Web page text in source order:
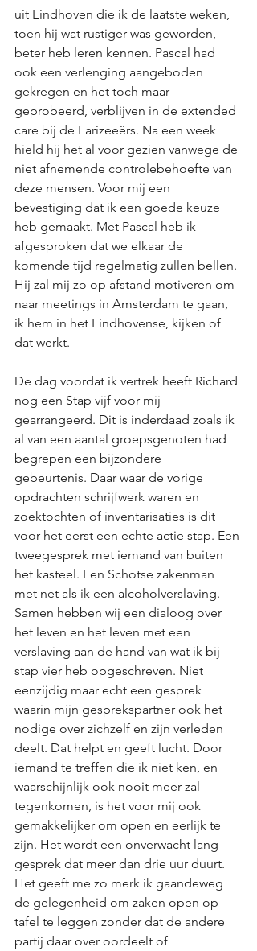
uit Eindhoven die ik de laatste weken,
toen hij wat rustiger was geworden,
beter heb leren kennen. Pascal had
ook een verlenging aangeboden
gekregen en het toch maar
geprobeerd, verblijven in de extended
care bij de Farizeeërs. Na een week
hield hij het al voor gezien vanwege de
niet afnemende controlebehoefte van
deze mensen. Voor mij een
bevestiging dat ik een goede keuze
heb gemaakt. Met Pascal heb ik
afgesproken dat we elkaar de
komende tijd regelmatig zullen bellen.
Hij zal mij zo op afstand motiveren om
naar meetings in Amsterdam te gaan,
ik hem in het Eindhovense, kijken of
dat werkt.
De dag voordat ik vertrek heeft Richard
nog een Stap vijf voor mij
gearrangeerd. Dit is inderdaad zoals ik
al van een aantal groepsgenoten had
begrepen een bijzondere
gebeurtenis. Daar waar de vorige
opdrachten schrijfwerk waren en
zoektochten of inventarisaties is dit
voor het eerst een echte actie stap. Een
tweegesprek met iemand van buiten
het kasteel. Een Schotse zakenman
met net als ik een alcoholverslaving.
Samen hebben wij een dialoog over
het leven en het leven met een
verslaving aan de hand van wat ik bij
stap vier heb opgeschreven. Niet
eenzijdig maar echt een gesprek
waarin mijn gesprekspartner ook het
nodige over zichzelf en zijn verleden
deelt. Dat helpt en geeft lucht. Door
iemand te treffen die ik niet ken, en
waarschijnlijk ook nooit meer zal
tegenkomen, is het voor mij ook
gemakkelijker om open en eerlijk te
zijn. Het wordt een onverwacht lang
gesprek dat meer dan drie uur duurt.
Het geeft me zo merk ik gaandeweg
de gelegenheid om zaken open op
tafel te leggen zonder dat de andere
partij daar over oordeelt of